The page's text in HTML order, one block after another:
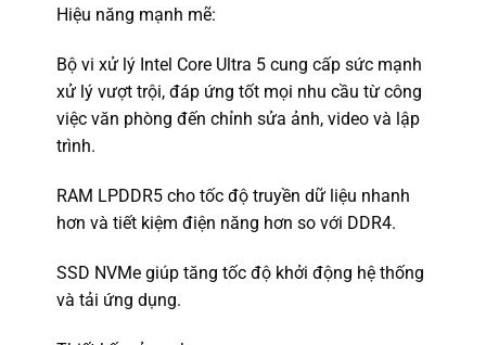
Hiệu năng mạnh mẽ:
Bộ vi xử lý Intel Core Ultra 5 cung cấp sức mạnh
xử lý vượt trội, đáp ứng tốt mọi nhu cầu từ công
việc văn phòng đến chỉnh sửa ảnh, video và lập
trình.
RAM LPDDR5 cho tốc độ truyền dữ liệu nhanh
hơn và tiết kiệm điện năng hơn so với DDR4.
SSD NVMe giúp tăng tốc độ khởi động hệ thống
và tải ứng dụng.